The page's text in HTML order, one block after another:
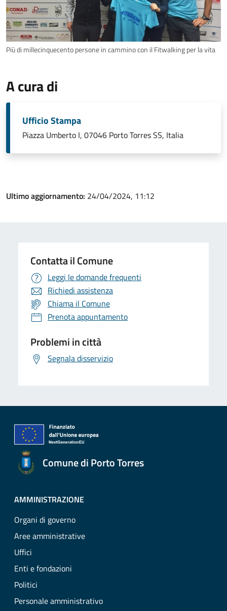
Più di millecinquecento persone in cammino con il Fitwalking per la vita
A cura di
Ufficio Stampa
Piazza Umberto I, 07046 Porto Torres SS, Italia
Ultimo aggiornamento: 24/04/2024, 11:12
Contatta il Comune
Leggi le domande frequenti
Richiedi assistenza
Chiama il Comune
Prenota appuntamento
Problemi in città
Segnala disservizio
Comune di Porto Torres
AMMINISTRAZIONE
Organi di governo
Aree amministrative
Uffici
Enti e fondazioni
Politici
Personale amministrativo